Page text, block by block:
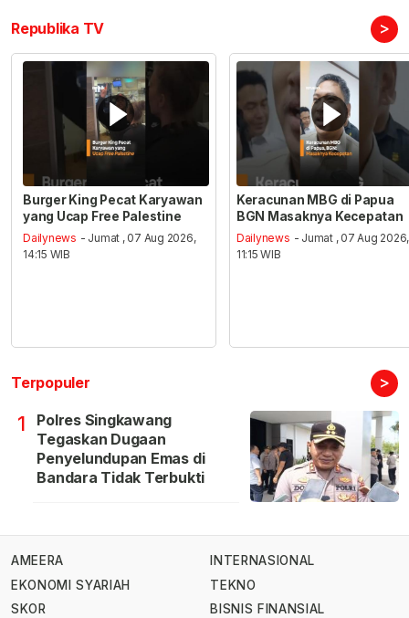
Republika TV >
Burger King Pecat Karyawan
yang Ucap Free Palestine
Dailynews - Jumat , 07 Aug 2026,
14:15 WIB
Keracunan MBG di Papua
BGN Masaknya Kecepatan
Dailynews - Jumat , 07 Aug 2026,
11:15 WIB
Terpopuler >
1
Polres Singkawang
Tegaskan Dugaan
Penyelundupan Emas di
Bandara Tidak Terbukti
AMEERA
EKONOMI SYARIAH
SKOR
INTERNASIONAL
TEKNO
BISNIS FINANSIAL